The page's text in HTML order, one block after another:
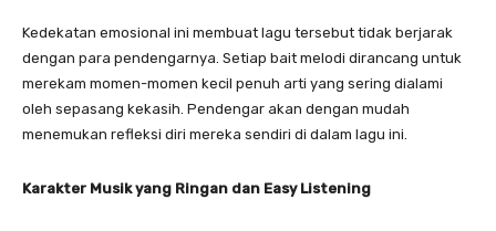
​Kedekatan emosional ini membuat lagu tersebut tidak berjarak
dengan para pendengarnya. Setiap bait melodi dirancang untuk
merekam momen-momen kecil penuh arti yang sering dialami
oleh sepasang kekasih. Pendengar akan dengan mudah
menemukan refleksi diri mereka sendiri di dalam lagu ini.
Karakter Musik yang Ringan dan Easy Listening